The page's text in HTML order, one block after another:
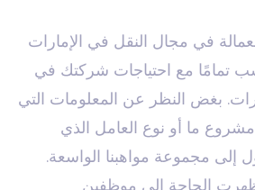
في مجال النقل في الإمارات
تمامًا مع احتياجات شركتك في
بغض النظر عن المعلومات التي
ما أو نوع العامل الذي
إلى مجموعة مواهبنا الواسعة.
الحاجة إلى موظفين